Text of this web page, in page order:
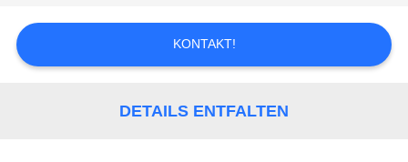
FORDERN
ZITAT
KONTAKT!
DETAILS ENTFALTEN